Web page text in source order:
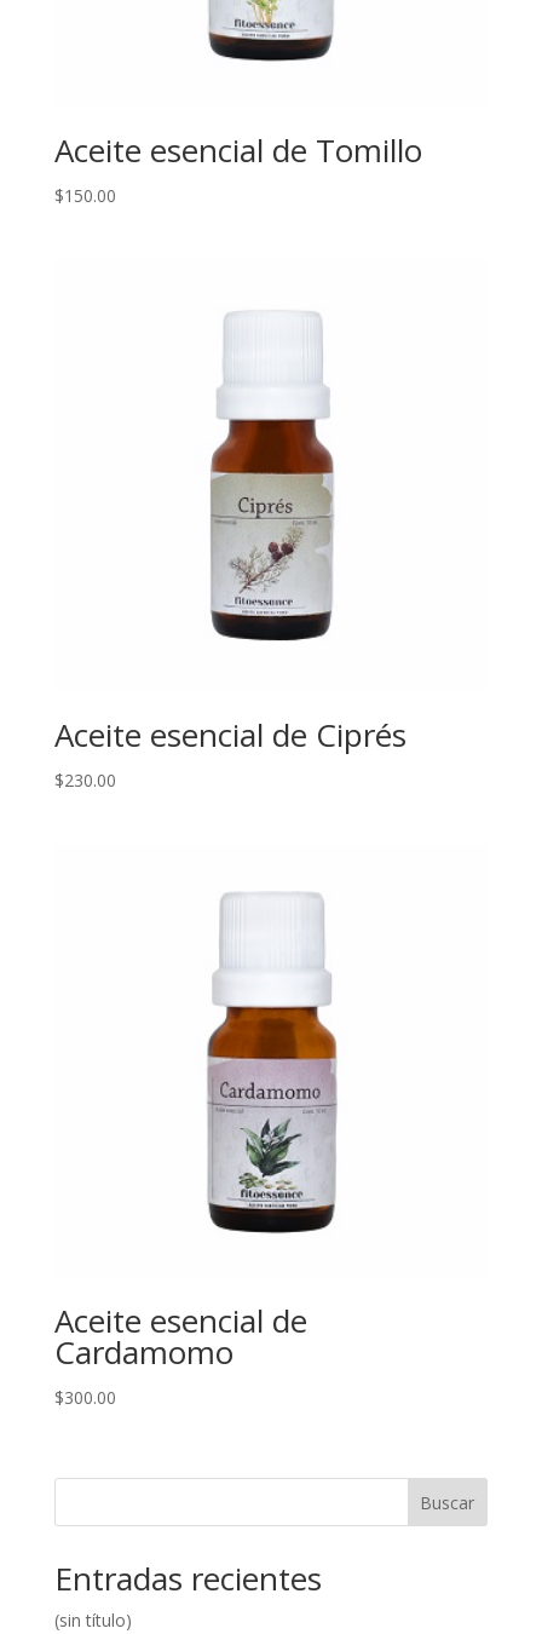
Aceite esencial de Tomillo
$150.00
Aceite esencial de Ciprés
$230.00
Aceite esencial de
Cardamomo
$300.00
Buscar
Entradas recientes
(sin título)